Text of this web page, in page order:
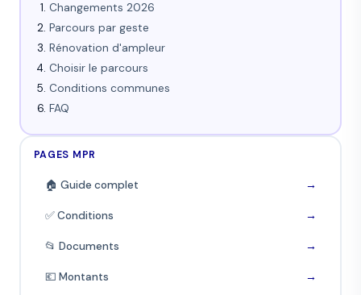
Changements 2026
Parcours par geste
Rénovation d'ampleur
Choisir le parcours
Conditions communes
FAQ
PAGES MPR
🏠 Guide complet →
✅ Conditions →
📂 Documents →
💶 Montants →